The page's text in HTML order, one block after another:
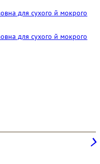
для сухого й мокрого
для сухого й мокрого